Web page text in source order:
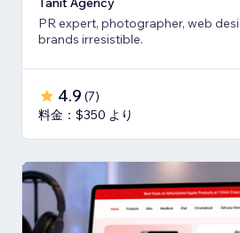
PR expert, photographer, web
brands irresistible.
4.9 (7)
料金：$350 より